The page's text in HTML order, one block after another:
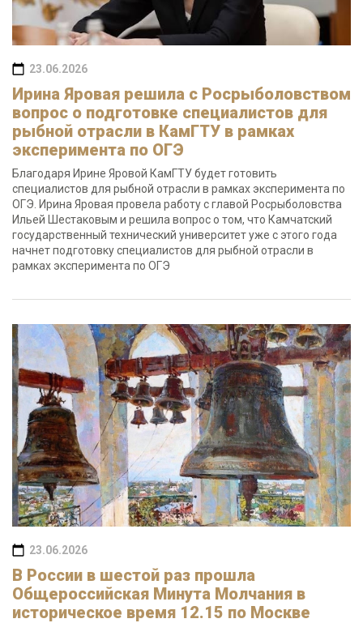
23.06.2026
Ирина Яровая решила с Росрыболовством
вопрос о подготовке специалистов для
рыбной отрасли в КамГТУ в рамках
эксперимента по ОГЭ
Благодаря Ирине Яровой КамГТУ будет готовить
специалистов для рыбной отрасли в рамках эксперимента по
ОГЭ. Ирина Яровая провела работу с главой Росрыболовства
Ильей Шестаковым и решила вопрос о том, что Камчатский
государственный технический университет уже с этого года
начнет подготовку специалистов для рыбной отрасли в
рамках эксперимента по ОГЭ
23.06.2026
В России в шестой раз прошла
Общероссийская Минута Молчания в
историческое время 12.15 по Москве